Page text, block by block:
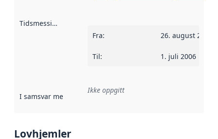
Tidsmessig avgrensning
Fra: 26. august 2004
Til: 1. juli 2006
I samsvar med Referanse til en implementasjonsregel
Ikke oppgitt
Lovhjemler